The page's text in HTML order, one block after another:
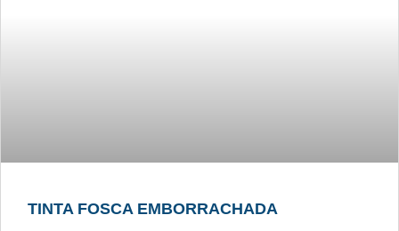
TINTA FOSCA EMBORRACHADA